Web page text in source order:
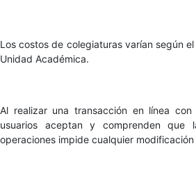
Los costos de colegiaturas varían según
Unidad Académica.
Al realizar una transacción en línea con
usuarios aceptan y comprenden que
operaciones impide cualquier modificación